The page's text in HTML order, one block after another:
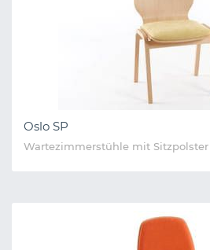
Oslo SP
Wartezimmerstühle mit Sitzpolster